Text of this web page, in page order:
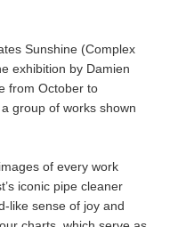
Sunshine (Complex
exhibition by Damien
from October to
group of works shown
of every work
iconic pipe cleaner
like sense of joy and